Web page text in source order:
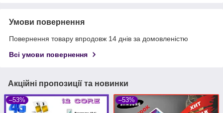
Умови повернення
Повернення товару впродовж 14 днів за домовленістю
Всі умови повернення
Акційні пропозиції та новинки
–53% –53%